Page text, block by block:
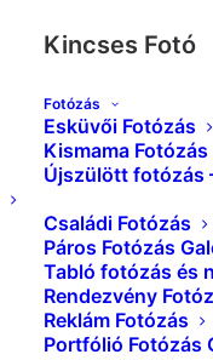
Kincses Fotó
Fotózás
Esküvői Fotózás
Kismama Fotózás
Újszülött fotózás
Családi Fotózás
Páros Fotózás
Tabló fotózás és
Rendezvény
Reklám Fotózás
Portfólió Fotózás
Kezdőlap